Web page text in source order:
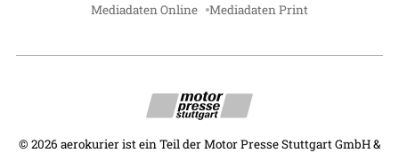
Mediadaten Online Mediadaten Print
© 2026 aerokurier ist ein Teil der Motor Presse Stuttgart GmbH &